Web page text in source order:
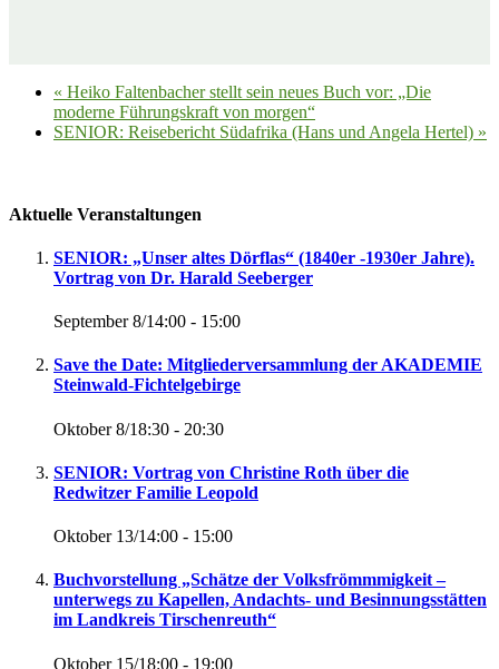
« Heiko Faltenbacher stellt sein neues Buch vor: „Die
moderne Führungskraft von morgen“
SENIOR: Reisebericht Südafrika (Hans und Angela Hertel) »
Aktuelle Veranstaltungen
SENIOR: „Unser altes Dörflas“ (1840er -1930er Jahre).
Vortrag von Dr. Harald Seeberger
September 8/14:00 - 15:00
Save the Date: Mitgliederversammlung der AKADEMIE
Steinwald-Fichtelgebirge
Oktober 8/18:30 - 20:30
SENIOR: Vortrag von Christine Roth über die
Redwitzer Familie Leopold
Oktober 13/14:00 - 15:00
Buchvorstellung „Schätze der Volksfrömmmigkeit –
unterwegs zu Kapellen, Andachts- und Besinnungsstätten
im Landkreis Tirschenreuth“
Oktober 15/18:00 - 19:00